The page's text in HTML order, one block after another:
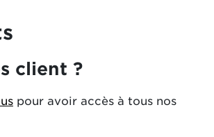
client ?
pour avoir accès à tous nos